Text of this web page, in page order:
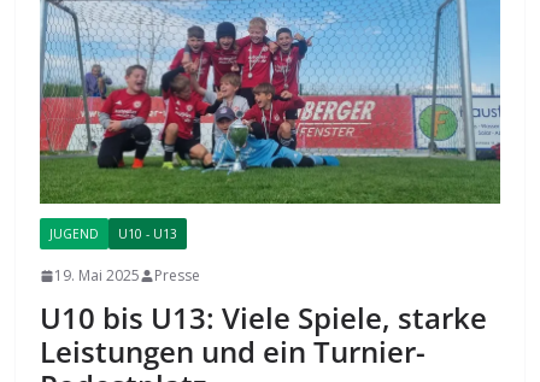
JUGEND U10 - U13
19. Mai 2025 Presse
U10 bis U13: Viele Spiele, starke
Leistungen und ein Turnier-